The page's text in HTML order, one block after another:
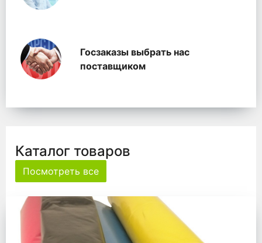
Госзаказы выбрать нас
поставщиком
Каталог товаров
Посмотреть все